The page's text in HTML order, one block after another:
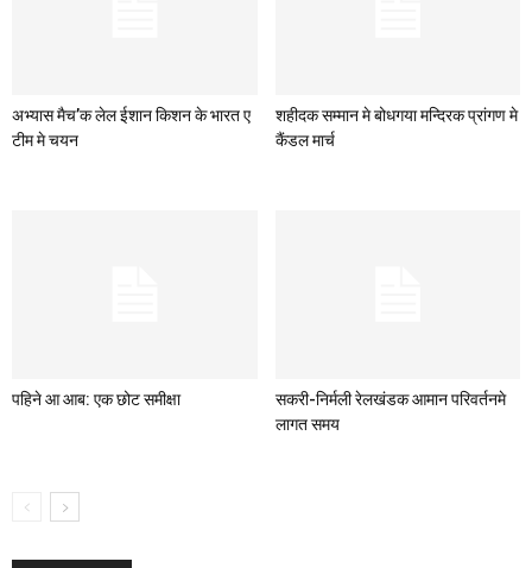
अभ्यास मैच’क लेल ईशान किशन के भारत ए
टीम मे चयन
शहीदक सम्मान मे बोधगया मन्दिरक प्रांगण मे
कैंडल मार्च
पहिने आ आब: एक छोट समीक्षा
सकरी-निर्मली रेलखंडक आमान परिवर्तनमे
लागत समय